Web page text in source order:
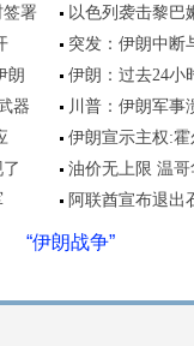
签署
以色列袭击黎巴
突发：伊朗中断
朗
伊朗：过去24小
器
川普：伊朗军事
伊朗宣示主权:
油价无上限 温
阿联酋宣布退出
“伊朗战争”